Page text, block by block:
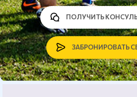
ЗАБРОНИРОВАТЬ
ПОЛУЧИТЬ